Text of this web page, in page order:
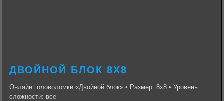
ДВОЙНОЙ БЛОК 8Х8
Онлайн головоломки «Двойной блок» • Размер: 8х8 • Уровень
сложности: все